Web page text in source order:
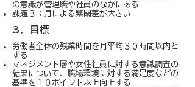
の意識が管理職や社員のなかにある
課題３：月による繁閑差が大きい
3．目標
労働者全体の残業時間を月平均３０時間以内と
する
マネジメント層や女性社員に対する意識調査の
結果について、職場環境に対する満足度などの
基準を１０ポイント以上向上する